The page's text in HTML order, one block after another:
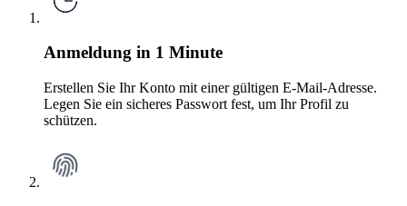
Anmeldung in 1 Minute
Erstellen Sie Ihr Konto mit einer gültigen E-Mail-Adresse.
Legen Sie ein sicheres Passwort fest, um Ihr Profil zu
schützen.